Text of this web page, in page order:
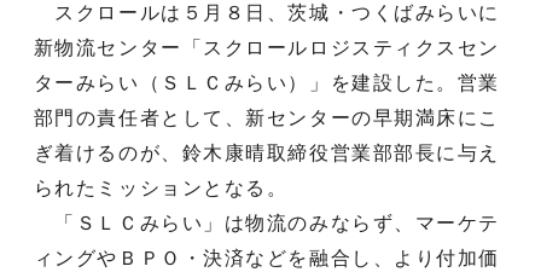
スクロールは５月８日、茨城・つくばみらいに
新物流センター「スクロールロジスティクスセン
ターみらい（ＳＬＣみらい）」を建設した。営業
部門の責任者として、新センターの早期満床にこ
ぎ着けるのが、鈴木康晴取締役営業部部長に与え
られたミッションとなる。
「ＳＬＣみらい」は物流のみならず、マーケテ
ィングやＢＰＯ・決済などを融合し、より付加価